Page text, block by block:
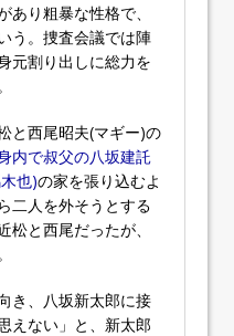
あり粗暴な性格で、
う。捜査会議では陣
元割り出しに総力を
と西尾昭夫(マギー)の
内で叔父の八坂建託
也)の家を張り込むよ
二人を外そうとする
と西尾だったが、
き、八坂新太郎に接
えない」と、新太郎